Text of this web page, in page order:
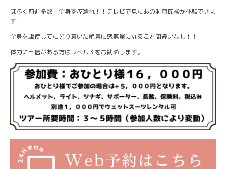
ほふく前進多数！全身ずぶ濡れ！！テレビで見たあの洞窟探検が体験できま
す！
全身を駆使してたどり着いた絶景に感無量になること間違いなし！！
体力に自信がある方はレベル３をお勧めします。